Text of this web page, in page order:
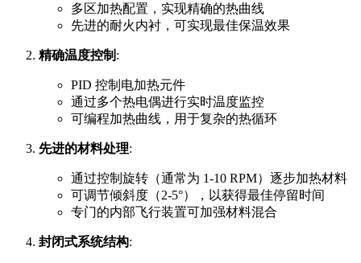
多区加热配置，实现精确的热曲线
先进的耐火内衬，可实现最佳保温效果
精确温度控制 :
PID 控制电加热元件
通过多个热电偶进行实时温度监控
可编程加热曲线，用于复杂的热循环
先进的材料处理:
通过控制旋转（通常为 1-10 RPM）逐步加热材料
可调节倾斜度（2-5°），以获得最佳停留时间
专门的内部飞行装置可加强材料混合
封闭式系统结构: